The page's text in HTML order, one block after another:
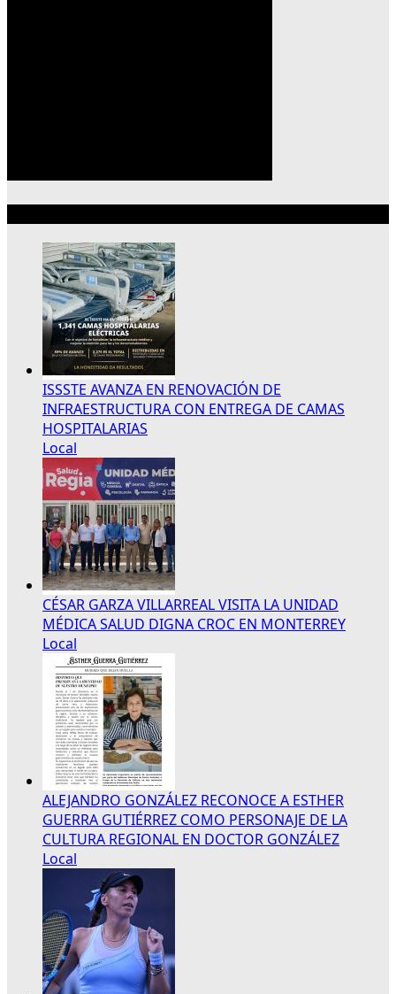
ISSSTE AVANZA EN RENOVACIÓN DE
INFRAESTRUCTURA CON ENTREGA DE CAMAS
HOSPITALARIAS
Local
CÉSAR GARZA VILLARREAL VISITA LA UNIDAD
MÉDICA SALUD DIGNA CROC EN MONTERREY
Local
ALEJANDRO GONZÁLEZ RECONOCE A ESTHER
GUERRA GUTIÉRREZ COMO PERSONAJE DE LA
CULTURA REGIONAL EN DOCTOR GONZÁLEZ
Local